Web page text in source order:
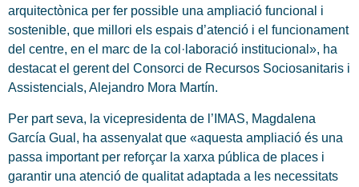
arquitectònica per fer possible una ampliació funcional i
sostenible, que millori els espais d’atenció i el funcionament
del centre, en el marc de la col·laboració institucional», ha
destacat el gerent del Consorci de Recursos Sociosanitaris i
Assistencials, Alejandro Mora Martín.
Per part seva, la vicepresidenta de l’IMAS, Magdalena
García Gual, ha assenyalat que «aquesta ampliació és una
passa important per reforçar la xarxa pública de places i
garantir una atenció de qualitat adaptada a les necessitats